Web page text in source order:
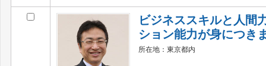
ビジネススキルと人間
ション能力が身につき
所在地：東京都内